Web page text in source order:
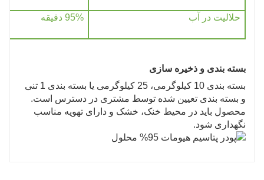
حلالیت در آب 95% دقیقه
بسته بندی و ذخیره سازی
بسته بندی 10 کیلوگرمی، 25 کیلوگرمی یا بسته بندی 1 تنی
و بسته بندی تعیین شده توسط مشتری در دسترس است.
محصول باید در محیط خنک، خشک و دارای تهویه مناسب
نگهداری شود.